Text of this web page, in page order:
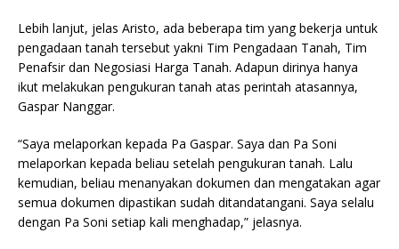
Lebih lanjut, jelas Aristo, ada beberapa tim yang bekerja untuk
pengadaan tanah tersebut yakni Tim Pengadaan Tanah, Tim
Penafsir dan Negosiasi Harga Tanah. Adapun dirinya hanya
ikut melakukan pengukuran tanah atas perintah atasannya,
Gaspar Nanggar.
“Saya melaporkan kepada Pa Gaspar. Saya dan Pa Soni
melaporkan kepada beliau setelah pengukuran tanah. Lalu
kemudian, beliau menanyakan dokumen dan mengatakan agar
semua dokumen dipastikan sudah ditandatangani. Saya selalu
dengan Pa Soni setiap kali menghadap,” jelasnya.